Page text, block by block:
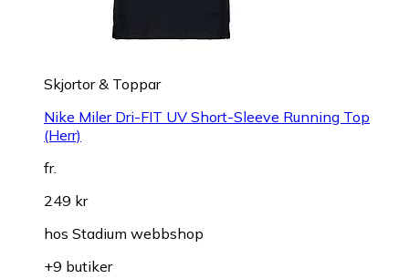
Skjortor & Toppar
Nike Miler Dri-FIT UV Short-Sleeve Running Top
(Herr)
fr.
249 kr
hos Stadium webbshop
+9 butiker